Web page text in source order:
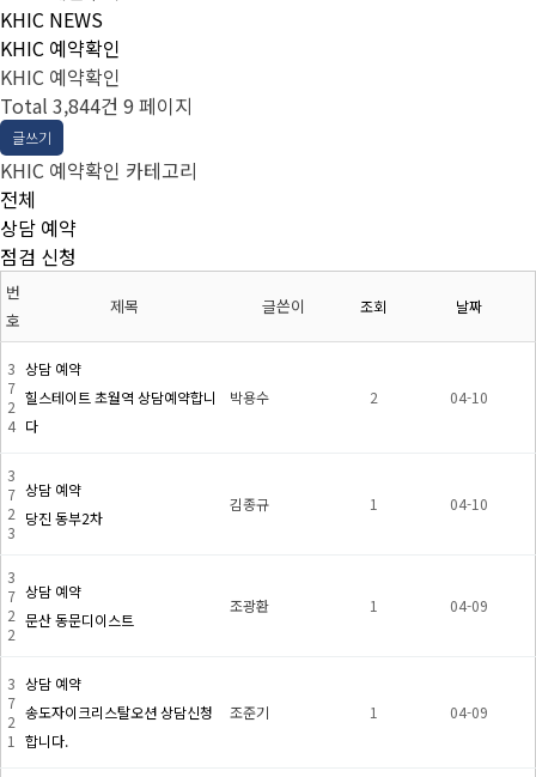
KHIC NEWS
KHIC 예약확인
KHIC 예약확인
Total 3,844건 9 페이지
글쓰기
KHIC 예약확인 카테고리
전체
상담 예약
점검 신청
번
호
제목 글쓴이 조회 날짜
3
7
2
4
상담 예약
힐스테이트 초월역 상담예약합니
다
박용수 2 04-10
3
7
2
3
상담 예약
당진 동부2차
김종규 1 04-10
3
7
2
2
상담 예약
문산 동문디이스트
조광환 1 04-09
3
7
2
1
상담 예약
송도자이크리스탈오션 상담신청
합니다.
조준기 1 04-09